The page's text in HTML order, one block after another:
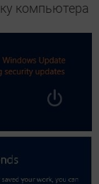
компьютера